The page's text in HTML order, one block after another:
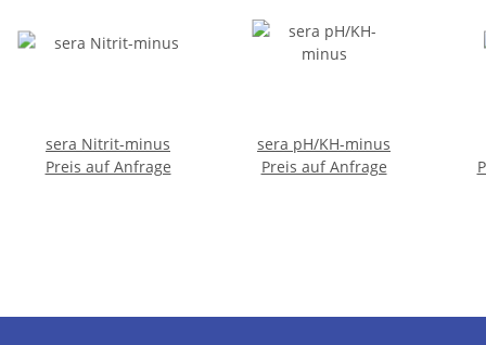
sera Nitrit-minus
Preis auf Anfrage
sera pH/KH-minus
Preis auf Anfrage